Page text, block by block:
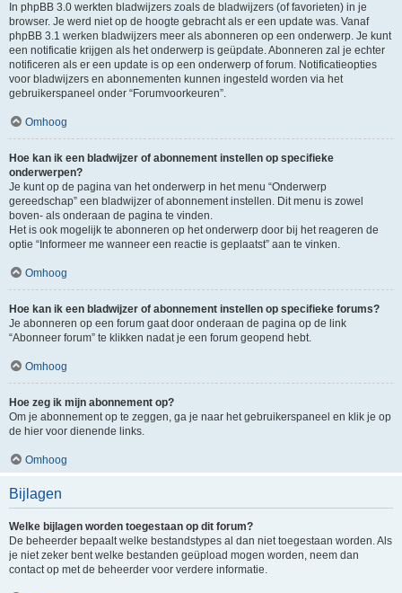
In phpBB 3.0 werkten bladwijzers zoals de bladwijzers (of favorieten) in je
browser. Je werd niet op de hoogte gebracht als er een update was. Vanaf
phpBB 3.1 werken bladwijzers meer als abonneren op een onderwerp. Je kunt
een notificatie krijgen als het onderwerp is geüpdate. Abonneren zal je echter
notificeren als er een update is op een onderwerp of forum. Notificatieopties
voor bladwijzers en abonnementen kunnen ingesteld worden via het
gebruikerspaneel onder “Forumvoorkeuren”.
Omhoog
Hoe kan ik een bladwijzer of abonnement instellen op specifieke
onderwerpen?
Je kunt op de pagina van het onderwerp in het menu “Onderwerp
gereedschap” een bladwijzer of abonnement instellen. Dit menu is zowel
boven- als onderaan de pagina te vinden.
Het is ook mogelijk te abonneren op het onderwerp door bij het reageren de
optie “Informeer me wanneer een reactie is geplaatst” aan te vinken.
Omhoog
Hoe kan ik een bladwijzer of abonnement instellen op specifieke forums?
Je abonneren op een forum gaat door onderaan de pagina op de link
“Abonneer forum” te klikken nadat je een forum geopend hebt.
Omhoog
Hoe zeg ik mijn abonnement op?
Om je abonnement op te zeggen, ga je naar het gebruikerspaneel en klik je op
de hier voor dienende links.
Omhoog
Bijlagen
Welke bijlagen worden toegestaan op dit forum?
De beheerder bepaalt welke bestandstypes al dan niet toegestaan worden. Als
je niet zeker bent welke bestanden geüpload mogen worden, neem dan
contact op met de beheerder voor verdere informatie.